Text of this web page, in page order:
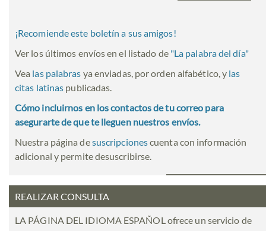
¡Recomiende este boletín a sus amigos!
Ver los últimos envíos en el listado de "La palabra del día"
Vea las palabras ya enviadas, por orden alfabético, y las
citas latinas publicadas.
Cómo incluirnos en los contactos de tu correo para
asegurarte de que te lleguen nuestros envíos.
Nuestra página desuscripcionescuenta con información
adicional y permite desuscribirse.
REALIZAR CONSULTA
LA PÁGINA DEL IDIOMA ESPAÑOL ofrece un servicio de